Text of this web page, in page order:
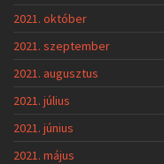
2021. október
2021. szeptember
2021. augusztus
2021. július
2021. június
2021. május